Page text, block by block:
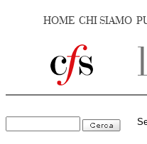
HOME CHI SIAMO